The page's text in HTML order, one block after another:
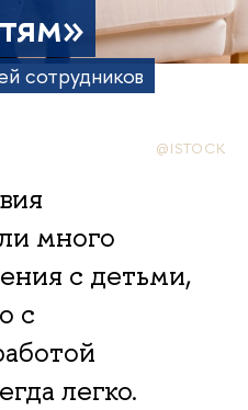
сотрудников
@ISTOCK
много
с детьми,
с
легко.